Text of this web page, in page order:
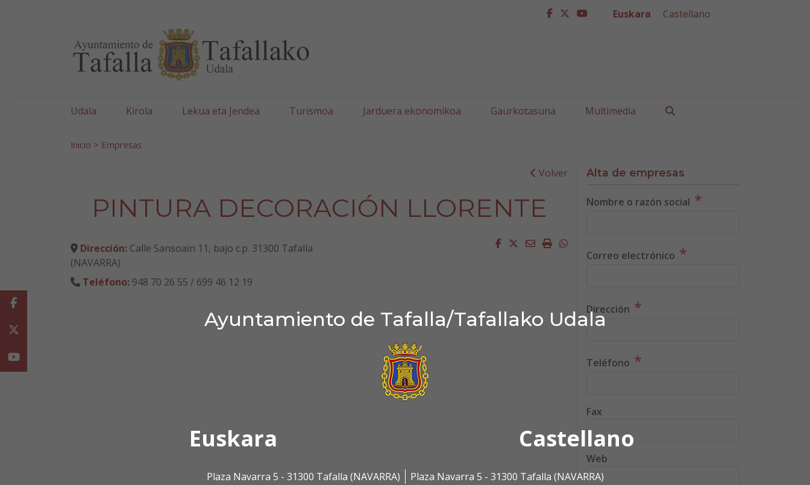
Ayuntamiento de Tafalla/Tafallako Udala
Euskara Castellano
Plaza Navarra 5 - 31300 Tafalla (NAVARRA)
Plaza Navarra 5 - 31300 Tafalla (NAVARRA)
facebook
twitter
youtube
Euskara Castellano
Udala Kirola Lekua eta Jendea Turismoa Jarduera ekonomikoa Gaurkotasuna Multimedia
Inicio > Empresas
Volver
PINTURA DECORACIÓN LLORENTE
Dirección: Calle Sansoain 11, bajo c.p. 31300 Tafalla
(NAVARRA)
Teléfono: 948 70 26 55 / 699 46 12 19
Facebook
Twitter
EmailImprimirWhatsapp
Alta de empresas
Nombre o razón social *
Correo electrónico *
Dirección *
Teléfono *
Fax
Web
Facebook
Youtube